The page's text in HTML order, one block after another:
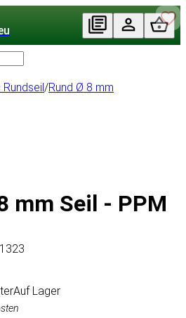
/Rund Ø 8 mm
mm Seil - PPM
Auf Lager